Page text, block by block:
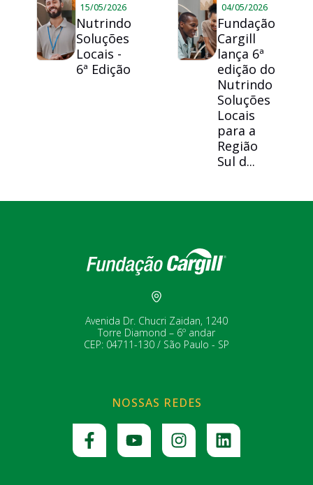
15/05/2026
Nutrindo
Soluções
Locais -
6ª Edição
04/05/2026
Fundação
Cargill
lança 6ª
edição do
Nutrindo
Soluções
Locais
para a
Região
Sul d...
Avenida Dr. Chucri Zaidan, 1240
Torre Diamond – 6º andar
CEP: 04711-130 / São Paulo - SP
NOSSAS REDES